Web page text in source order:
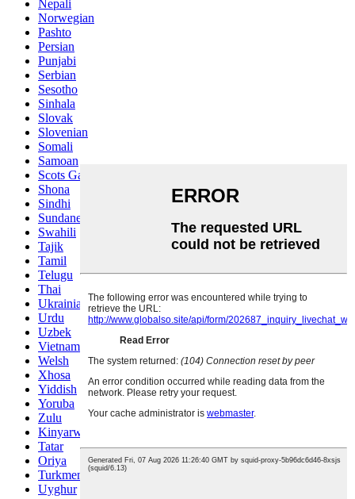
Nepali
Norwegian
Pashto
Persian
Punjabi
Serbian
Sesotho
Sinhala
Slovak
Slovenian
Somali
Samoan
Scots Gaelic
Shona
Sindhi
Sundanese
Swahili
Tajik
Tamil
Telugu
Thai
Ukrainian
Urdu
Uzbek
Vietnamese
Welsh
Xhosa
Yiddish
Yoruba
Zulu
Kinyarwanda
Tatar
Oriya
Turkmen
Uyghur